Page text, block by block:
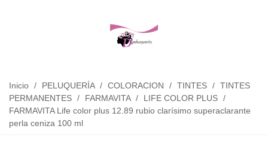
Inicio / PELUQUERÍA / COLORACION / TINTES / TINTES
PERMANENTES / FARMAVITA / LIFE COLOR PLUS /
FARMAVITA Life color plus 12.89 rubio clarísimo superaclarante
perla ceniza 100 ml